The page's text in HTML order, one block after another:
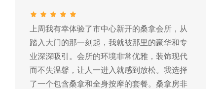
上周我有幸体验了市中心新开的桑拿会所，从
踏入大门的那一刻起，我就被那里的豪华和专
业深深吸引。会所的环境非常优雅，装饰现代
而不失温馨，让人一进入就感到放松。我选择
了一个包含桑拿和全身按摩的套餐。桑拿房非